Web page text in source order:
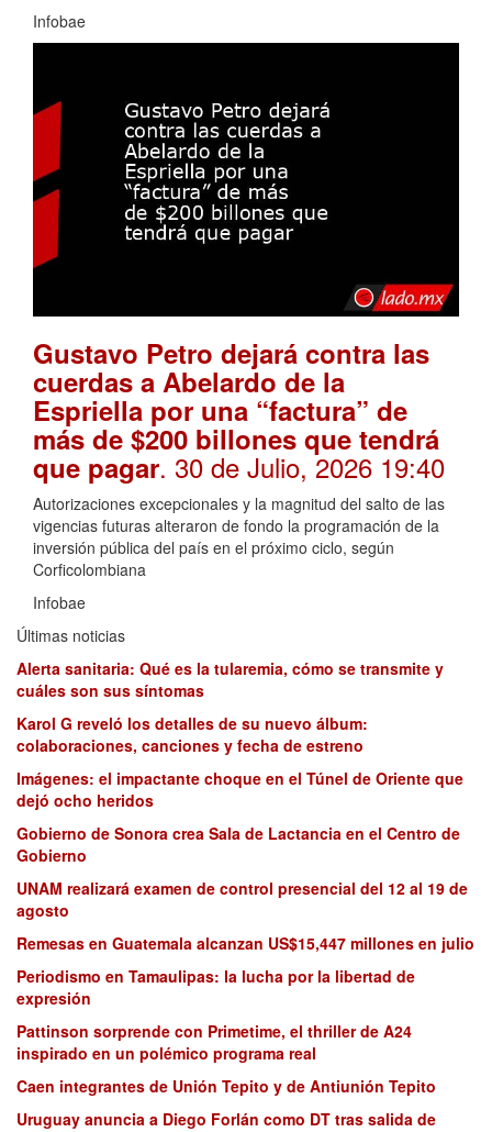
Infobae
Gustavo Petro dejará contra las
cuerdas a Abelardo de la
Espriella por una “factura” de
más de $200 billones que tendrá
que pagar. 30 de Julio, 2026 19:40
Autorizaciones excepcionales y la magnitud del salto de las
vigencias futuras alteraron de fondo la programación de la
inversión pública del país en el próximo ciclo, según
Corficolombiana
Infobae
Últimas noticias
Alerta sanitaria: Qué es la tularemia, cómo se transmite y
cuáles son sus síntomas
Karol G reveló los detalles de su nuevo álbum:
colaboraciones, canciones y fecha de estreno
Imágenes: el impactante choque en el Túnel de Oriente que
dejó ocho heridos
Gobierno de Sonora crea Sala de Lactancia en el Centro de
Gobierno
UNAM realizará examen de control presencial del 12 al 19 de
agosto
Remesas en Guatemala alcanzan US$15,447 millones en julio
Periodismo en Tamaulipas: la lucha por la libertad de
expresión
Pattinson sorprende con Primetime, el thriller de A24
inspirado en un polémico programa real
Caen integrantes de Unión Tepito y de Antiunión Tepito
Uruguay anuncia a Diego Forlán como DT tras salida de